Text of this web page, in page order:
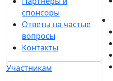
спонсоры
Ответы на частые
вопросы
Контакты
Участникам